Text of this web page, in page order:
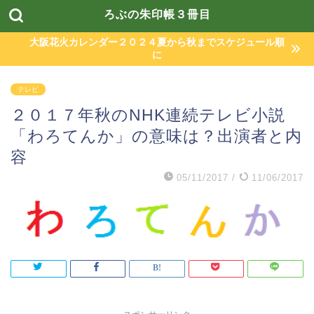
ろぶの朱印帳３冊目
大阪花火カレンダー２０２４夏から秋までスケジュール順
に
テレビ
２０１７年秋のNHK連続テレビ小説
「わろてんか」の意味は？出演者と内
容
05/11/2017 / 11/06/2017